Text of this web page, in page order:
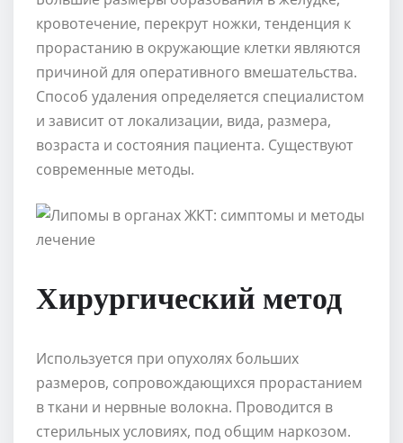
кровотечение, перекрут ножки, тенденция к
прорастанию в окружающие клетки являются
причиной для оперативного вмешательства.
Способ удаления определяется специалистом
и зависит от локализации, вида, размера,
возраста и состояния пациента. Существуют
современные методы.
Хирургический метод
Используется при опухолях больших
размеров, сопровождающихся прорастанием
в ткани и нервные волокна. Проводится в
стерильных условиях, под общим наркозом.